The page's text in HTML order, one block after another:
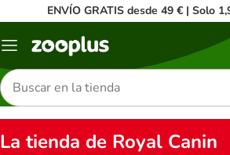
ENVÍO GRATIS desde 49 € | Solo
Menú
Buscar
productos
La tienda de Royal Canin